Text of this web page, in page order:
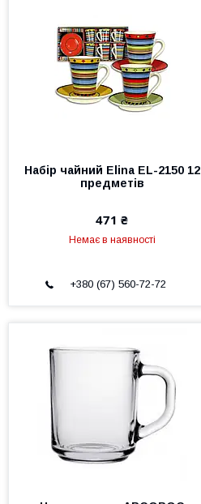
Набір чайний Elina EL-2150 12
предметів
471 ₴
Немає в наявності
+380 (67) 560-72-72